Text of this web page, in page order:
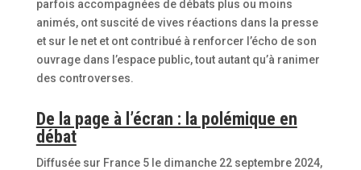
parfois accompagnées de débats plus ou moins
animés, ont suscité de vives réactions dans la presse
et sur le net et ont contribué à renforcer l’écho de son
ouvrage dans l’espace public, tout autant qu’à ranimer
des controverses.
De la page à l’écran : la polémique en
débat
Diffusée sur France 5 le dimanche 22 septembre 2024,